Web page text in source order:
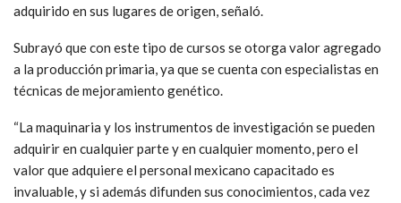
adquirido en sus lugares de origen, señaló.
Subrayó que con este tipo de cursos se otorga valor agregado
a la producción primaria, ya que se cuenta con especialistas en
técnicas de mejoramiento genético.
“La maquinaria y los instrumentos de investigación se pueden
adquirir en cualquier parte y en cualquier momento, pero el
valor que adquiere el personal mexicano capacitado es
invaluable, y si además difunden sus conocimientos, cada vez